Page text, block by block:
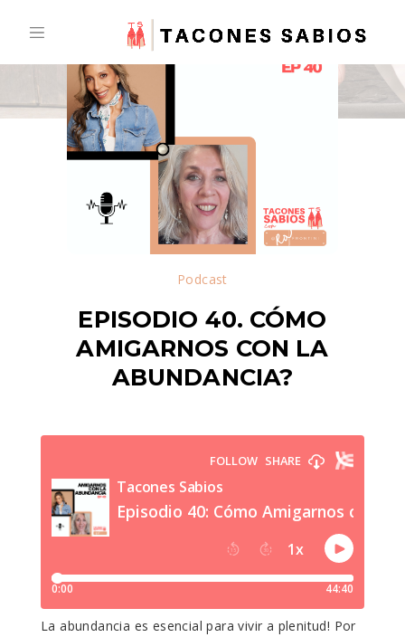
Podcast
EPISODIO 40. CÓMO
AMIGARNOS CON LA
ABUNDANCIA?
La abundancia es esencial para vivir a plenitud! Por